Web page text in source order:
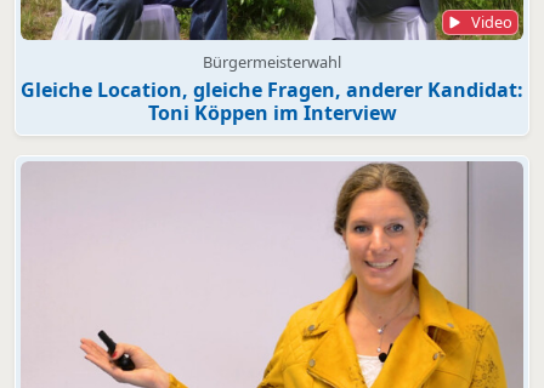
Video
Bürgermeisterwahl
Gleiche Location, gleiche Fragen, anderer Kandidat:
Toni Köppen im Interview